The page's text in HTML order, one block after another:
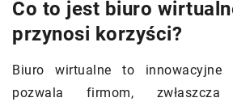
Co to jest biuro
przynosi korzyści?
Biuro wirtualne to innowacyjne
pozwala firmom,